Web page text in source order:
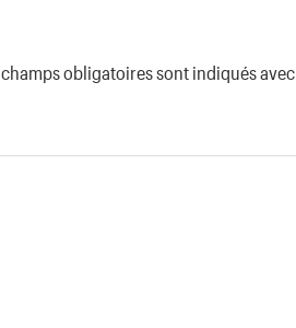
champs obligatoires sont indiqués avec